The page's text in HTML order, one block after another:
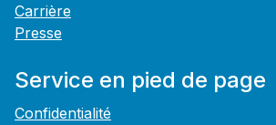
Carrière
Presse
Service en pied de page
Confidentialité